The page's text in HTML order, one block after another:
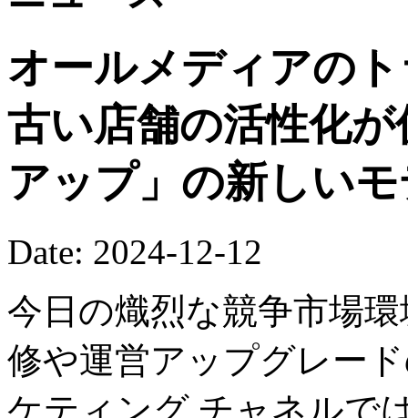
オールメディアの
古い店舗の活性化
アップ」の新しい
Date: 2024-12-12
今日の熾烈な競争市場
修や運営アップグレー
ケティング チャネルで